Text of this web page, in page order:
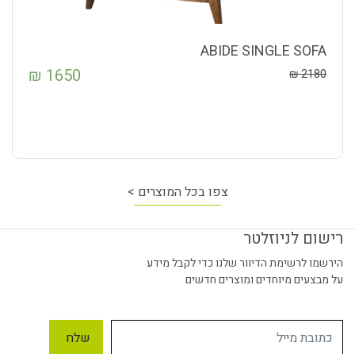
ABIDE SINGLE SOFA
2180
₪
1650
₪
צפו בכל המוצרים >
רישום לניוזלטר
הירשמו לרשימת הדיוור שלנו כדי לקבל מידע
על מבצעים מיוחדים ומוצרים חדשים